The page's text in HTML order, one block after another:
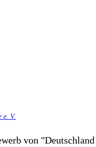
e. V.
von